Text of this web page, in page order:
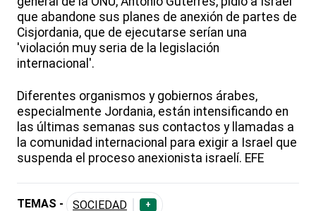
que abandone sus planes de anexión de partes de
Cisjordania, que de ejecutarse serían una
'violación muy seria de la legislación
internacional'.
Diferentes organismos y gobiernos árabes,
especialmente Jordania, están intensificando en
las últimas semanas sus contactos y llamadas a
la comunidad internacional para exigir a Israel que
suspenda el proceso anexionista israelí. EFE
TEMAS - SOCIEDAD +